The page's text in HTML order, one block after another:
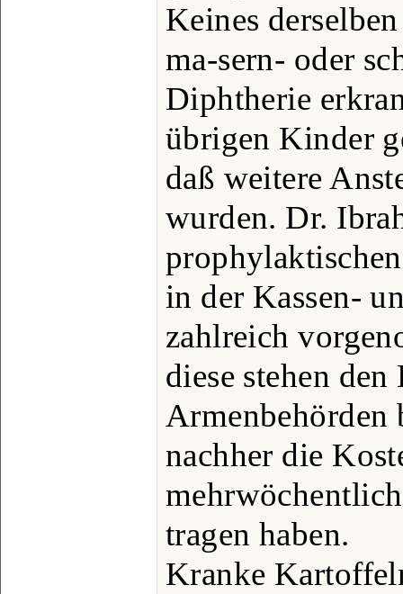
Keines
ma-sern- oder
Diphtherie
übrigen Kinder
daß weitere
wurden. Dr.
in der Kassen-
zahlreich
diese stehen
Armenbehörden
nachher die
tragen haben.
Kranke